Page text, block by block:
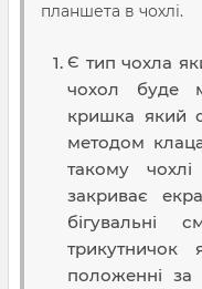
планшета в чохлі.
Є тип чохла
чохол буде
кришка який
методом
такому
закриває
бігувальні
трикутничок
положенні за